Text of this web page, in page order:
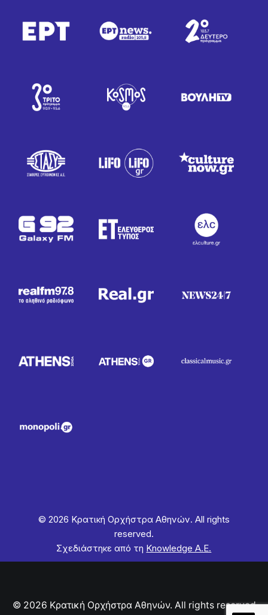
© 2026 Κρατική Ορχήστρα Αθηνών. All rights
reserved.
Σχεδιάστηκε από τη Knowledge Α.Ε.
© 2026 Κρατική Ορχήστρα Αθηνών. All rights reserved